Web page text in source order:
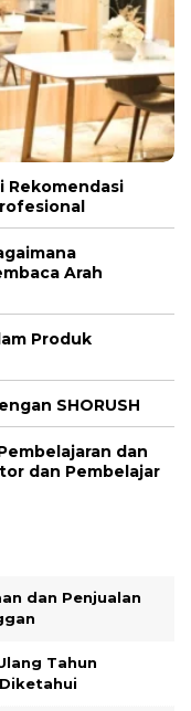
Rekomendasi
Arah
Produk
SHORUSH
dan
dan Pembelajar
dan Penjualan
Tahun